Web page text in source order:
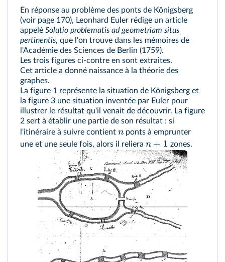
En réponse au problème des ponts de Königsberg
(voir page 170), Leonhard Euler rédige un article
appelé Solutio problematis ad geometriam situs
pertinentis, que l'on trouve dans les mémoires de
l'Académie des Sciences de Berlin (1759).
Les trois figures ci‑contre en sont extraites.
Cet article a donné naissance à la théorie des
graphes.
La figure 1 représente la situation de Königsberg et
la figure 3 une situation inventée par Euler pour
illustrer le résultat qu'il venait de découvrir. La figure
2 sert à établir une partie de son résultat : si
l'itinéraire à suivre contient n ponts à emprunter
une et une seule fois, alors il reliera n + 1 zones.